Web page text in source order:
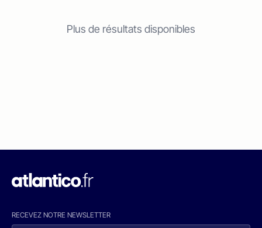
Plus de résultats disponibles
RECEVEZ NOTRE NEWSLETTER